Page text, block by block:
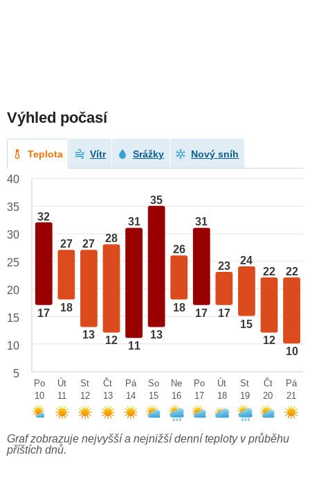
Výhled počasí
Teplota Vítr Srážky Nový sníh
32
17
27
18
27
13
28
12
31
11
35
13
26
18
31
17
23
17
24
15
22
12
22
10
40
35
30
25
20
15
10
5
Po
10
Út
11
St
12
Čt
13
Pá
14
So
15
Ne
16
Po
17
Út
18
St
19
Čt
20
Pá
21
Graf zobrazuje nejvyšší a nejnižší denní teploty v průběhu
příštích dnů.